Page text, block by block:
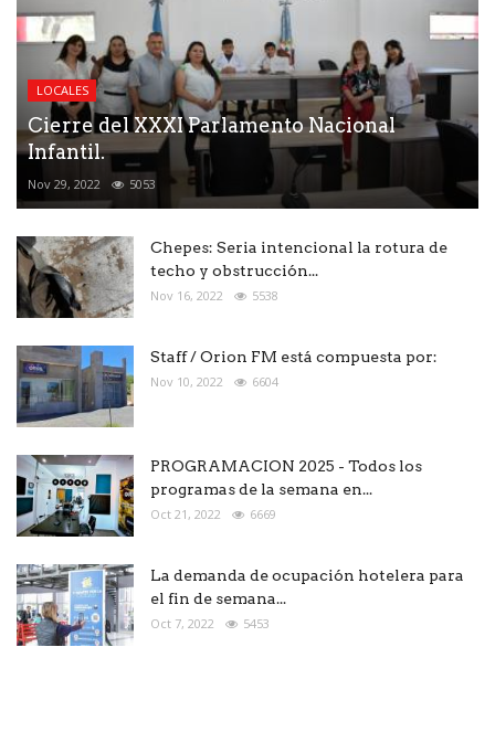
LOCALES
Cierre del XXXI Parlamento Nacional
Infantil.
Nov 29, 2022 5053
Chepes: Seria intencional la rotura de
techo y obstrucción...
Nov 16, 2022 5538
Staff / Orion FM está compuesta por:
Nov 10, 2022 6604
PROGRAMACION 2025 - Todos los
programas de la semana en...
Oct 21, 2022 6669
La demanda de ocupación hotelera para
el fin de semana...
Oct 7, 2022 5453